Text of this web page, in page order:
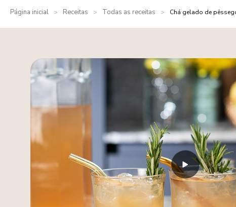
Página inicial > Receitas > Todas as receitas > Chá gelado de